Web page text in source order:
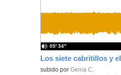
Contenido educativo.
subido porGema C.
05′ 34″